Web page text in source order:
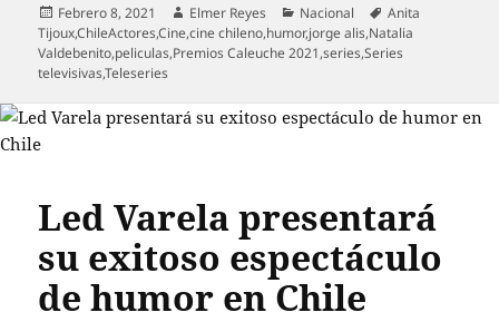
Publicado
el
Febrero 8, 2021 Autor
Elmer Reyes Categorías
Nacional Etiquetas
Anita
Tijoux,ChileActores,Cine,cine chileno,humor,jorge alis,Natalia
Valdebenito,peliculas,Premios Caleuche 2021,series,Series
televisivas,Teleseries
Led Varela presentará
su exitoso espectáculo
de humor en Chile